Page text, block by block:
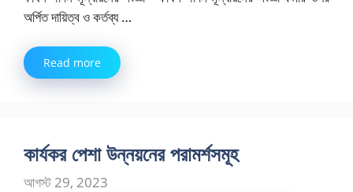
অর্পিত দায়িত্ব ও কর্তব্য …
Read more
কার্যকর পেশা উন্নয়নের পরামর্শসমূহ
আগস্ট 29, 2023